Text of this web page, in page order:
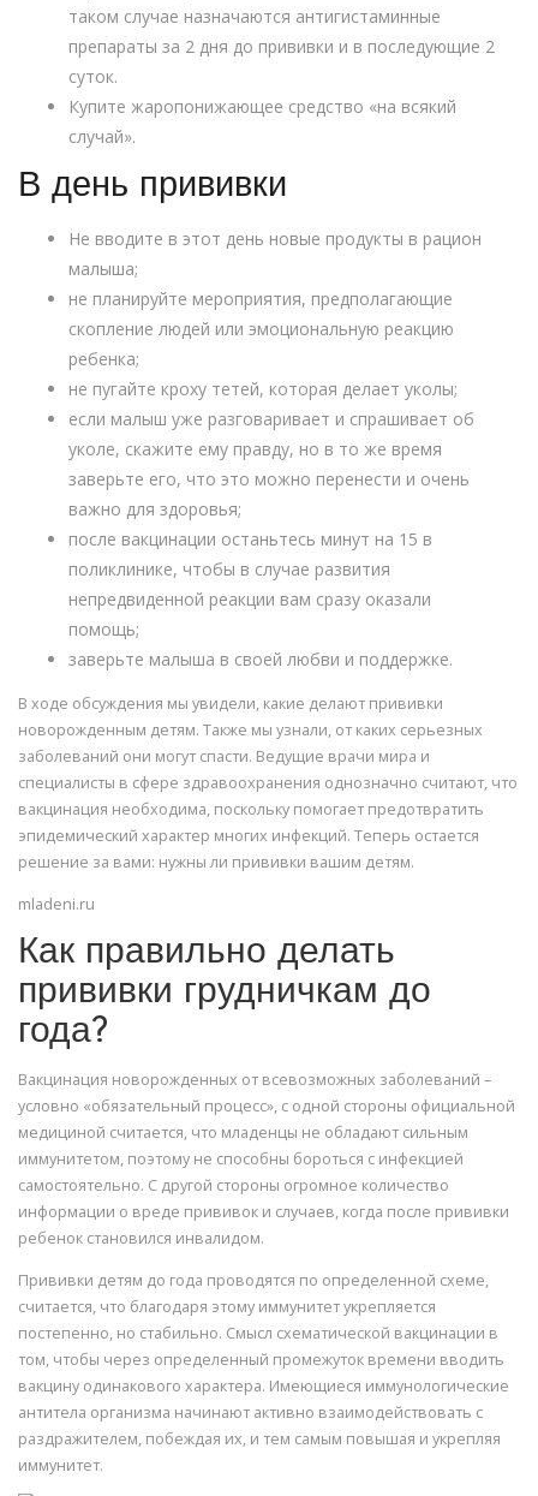
таком случае назначаются антигистаминные
препараты за 2 дня до прививки и в последующие 2
суток.
Купите жаропонижающее средство «на всякий
случай».
В день прививки
Не вводите в этот день новые продукты в рацион
малыша;
не планируйте мероприятия, предполагающие
скопление людей или эмоциональную реакцию
ребенка;
не пугайте кроху тетей, которая делает уколы;
если малыш уже разговаривает и спрашивает об
уколе, скажите ему правду, но в то же время
заверьте его, что это можно перенести и очень
важно для здоровья;
после вакцинации останьтесь минут на 15 в
поликлинике, чтобы в случае развития
непредвиденной реакции вам сразу оказали
помощь;
заверьте малыша в своей любви и поддержке.
В ходе обсуждения мы увидели, какие делают прививки
новорожденным детям. Также мы узнали, от каких серьезных
заболеваний они могут спасти. Ведущие врачи мира и
специалисты в сфере здравоохранения однозначно считают, что
вакцинация необходима, поскольку помогает предотвратить
эпидемический характер многих инфекций. Теперь остается
решение за вами: нужны ли прививки вашим детям.
mladeni.ru
Как правильно делать
прививки грудничкам до
года?
Вакцинация новорожденных от всевозможных заболеваний –
условно «обязательный процесс», с одной стороны официальной
медициной считается, что младенцы не обладают сильным
иммунитетом, поэтому не способны бороться с инфекцией
самостоятельно. С другой стороны огромное количество
информации о вреде прививок и случаев, когда после прививки
ребенок становился инвалидом.
Прививки детям до года проводятся по определенной схеме,
считается, что благодаря этому иммунитет укрепляется
постепенно, но стабильно. Смысл схематической вакцинации в
том, чтобы через определенный промежуток времени вводить
вакцину одинакового характера. Имеющиеся иммунологические
антитела организма начинают активно взаимодействовать с
раздражителем, побеждая их, и тем самым повышая и укрепляя
иммунитет.